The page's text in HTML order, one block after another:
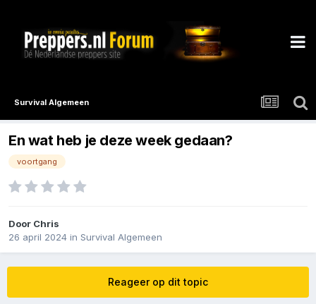
Survival Algemeen
En wat heb je deze week gedaan?
voortgang
Door Chris
26 april 2024 in Survival Algemeen
Reageer op dit topic